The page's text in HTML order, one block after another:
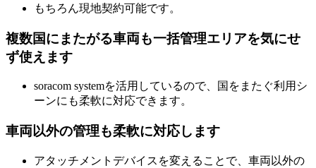
もちろん現地契約可能です。
複数国にまたがる車両も一括管理エリアを気にせ
ず使えます
soracom systemを活用しているので、国をまたぐ利用シ
ーンにも柔軟に対応できます。
車両以外の管理も柔軟に対応します
アタッチメントデバイスを変えることで、車両以外の